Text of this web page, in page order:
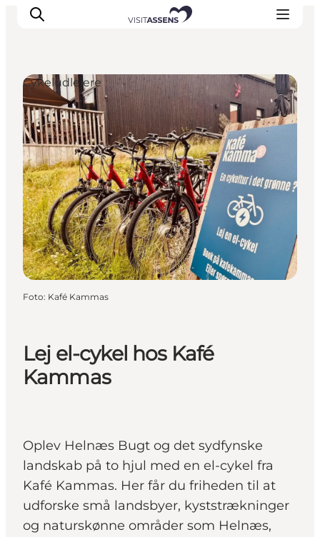
Overnatning
Oplevelser
Spis & drik
Det sker
Åbningstider
Lej el-cykel hos Kafé
Kammas
Oplev Helnæs Bugt og det sydfynske
landskab på to hjul med en el-cykel fra
Kafé Kammas. Her får du friheden til at
udforske små landsbyer, kyststrækninger
og naturskønne områder som Helnæs,
Cykeludlejere
Foto: Kafé Kammas